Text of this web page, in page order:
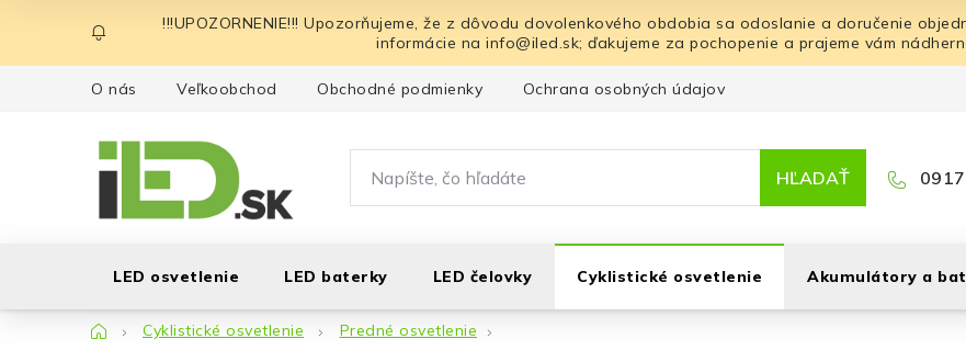
obsah
!!!UPOZORNENIE!!! Upozorňujeme, že z dôvodu dovolenkového obdobia sa odoslanie a doručenie
informácie na info@iled.sk; ďakujeme za pochopenie a prajeme vám
O nás Veľkoobchod Obchodné podmienky Ochrana osobných údajov
HĽADAŤ
LED osvetlenie LED baterky LED čelovky Cyklistické osvetlenie Akumulátory a
DomovCyklistické osvetlenie Predné osvetlenie